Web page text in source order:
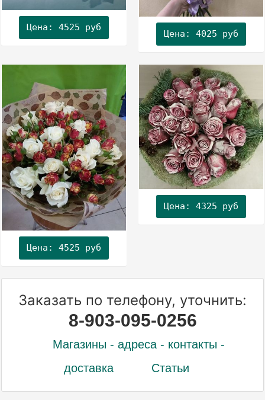
Цена: 4525 руб
Цена: 4025 руб
Цена: 4525 руб
Цена: 4325 руб
Заказать по телефону, уточнить:
8-903-095-0256
Магазины - адреса - контакты -
доставка
Статьи